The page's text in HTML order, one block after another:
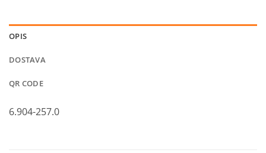
OPIS
DOSTAVA
QR CODE
6.904-257.0